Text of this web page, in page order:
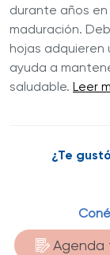
durante años
maduración.
hojas adquieren
ayuda a
saludable. Leer
¿Te
Agenda